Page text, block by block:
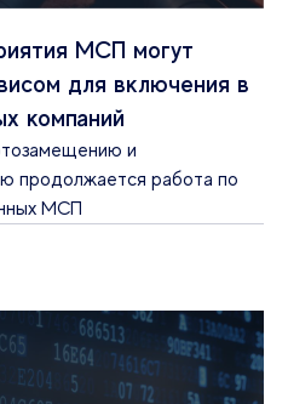
МСП могут
для включения в
компаний
и
продолжается работа по
МСП